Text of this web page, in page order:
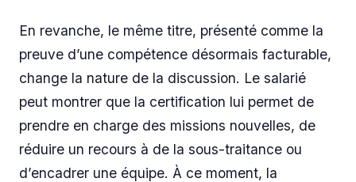
En revanche, le même titre, présenté comme la
preuve d’une compétence désormais facturable,
change la nature de la discussion. Le salarié
peut montrer que la certification lui permet de
prendre en charge des missions nouvelles, de
réduire un recours à de la sous-traitance ou
d’encadrer une équipe. À ce moment, la